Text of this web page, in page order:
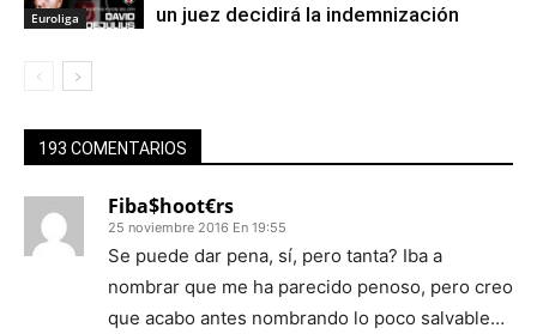
Euroliga
un juez decidirá la indemnización
193 COMENTARIOS
Fiba$hoot€rs
25 noviembre 2016 En 19:55
Se puede dar pena, sí, pero tanta? Iba a
nombrar que me ha parecido penoso, pero creo
que acabo antes nombrando lo poco salvable…